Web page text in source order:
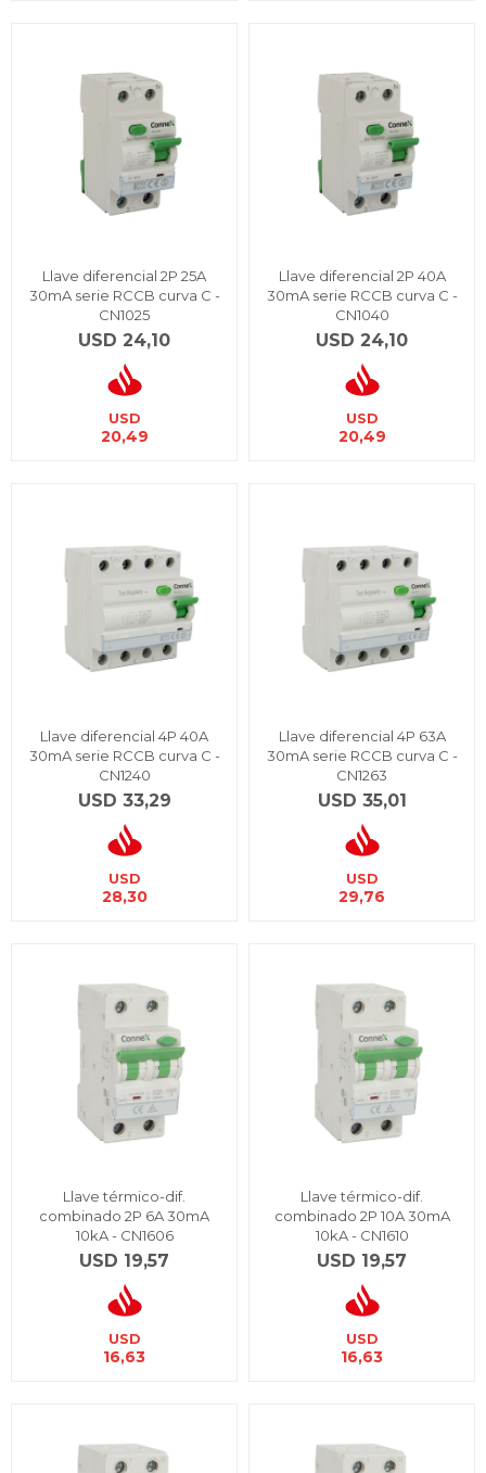
Llave diferencial 2P 25A
30mA serie RCCB curva C -
CN1025
USD 24,10
USD
20,49
Llave diferencial 2P 40A
30mA serie RCCB curva C -
CN1040
USD 24,10
USD
20,49
Llave diferencial 4P 40A
30mA serie RCCB curva C -
CN1240
USD 33,29
USD
28,30
Llave diferencial 4P 63A
30mA serie RCCB curva C -
CN1263
USD 35,01
USD
29,76
Llave térmico-dif.
combinado 2P 6A 30mA
10kA - CN1606
USD 19,57
USD
16,63
Llave térmico-dif.
combinado 2P 10A 30mA
10kA - CN1610
USD 19,57
USD
16,63